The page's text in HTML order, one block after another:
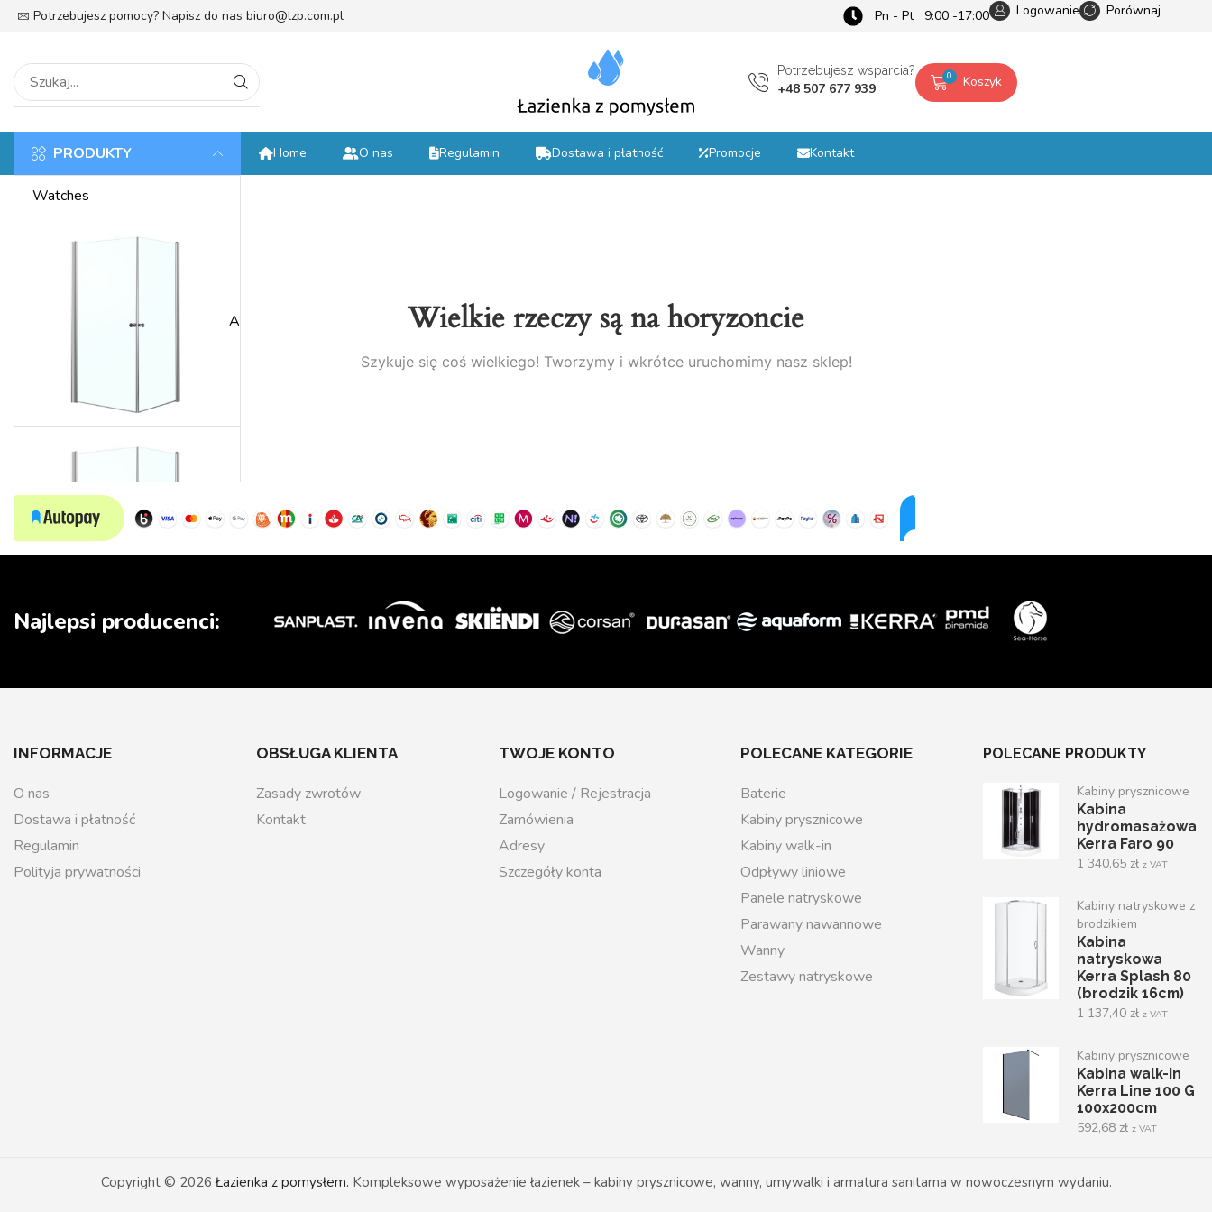
Potrzebujesz pomocy? Napisz do nas biuro@lzp.com.pl Pn - Pt 9:00 -17:00 Logowanie Porównaj
Potrzebujesz wsparcia?
+48 507 677 939
0 Koszyk
PRODUKTY
Watches
Anniversary
Wedding
Home O nas Regulamin Dostawa i płatność Promocje Kontakt
Wielkie rzeczy są na horyzoncie
Szykuje się coś wielkiego! Tworzymy i wkrótce uruchomimy nasz sklep!
Najlepsi producenci:
INFORMACJE
O nas
Dostawa i płatność
Regulamin
Polityja prywatności
OBSŁUGA KLIENTA
Zasady zwrotów
Kontakt
TWOJE KONTO
Logowanie / Rejestracja
Zamówienia
Adresy
Szczegóły konta
POLECANE KATEGORIE
Baterie
Kabiny prysznicowe
Kabiny walk-in
Odpływy liniowe
Panele natryskowe
Parawany nawannowe
Wanny
Zestawy natryskowe
POLECANE PRODUKTY
Kabiny prysznicowe
Kabina
hydromasażowa
Kerra Faro 90
1 340,65 zł z VAT
Kabiny natryskowe z
brodzikiem
Kabina
natryskowa
Kerra Splash 80
(brodzik 16cm)
1 137,40 zł z VAT
Kabiny prysznicowe
Kabina walk-in
Kerra Line 100 G
100x200cm
592,68 zł z VAT
Copyright © 2026Łazienka z pomysłem. Kompleksowe wyposażenie łazienek – kabiny prysznicowe, wanny, umywalki i armatura sanitarna w nowoczesnym wydaniu.